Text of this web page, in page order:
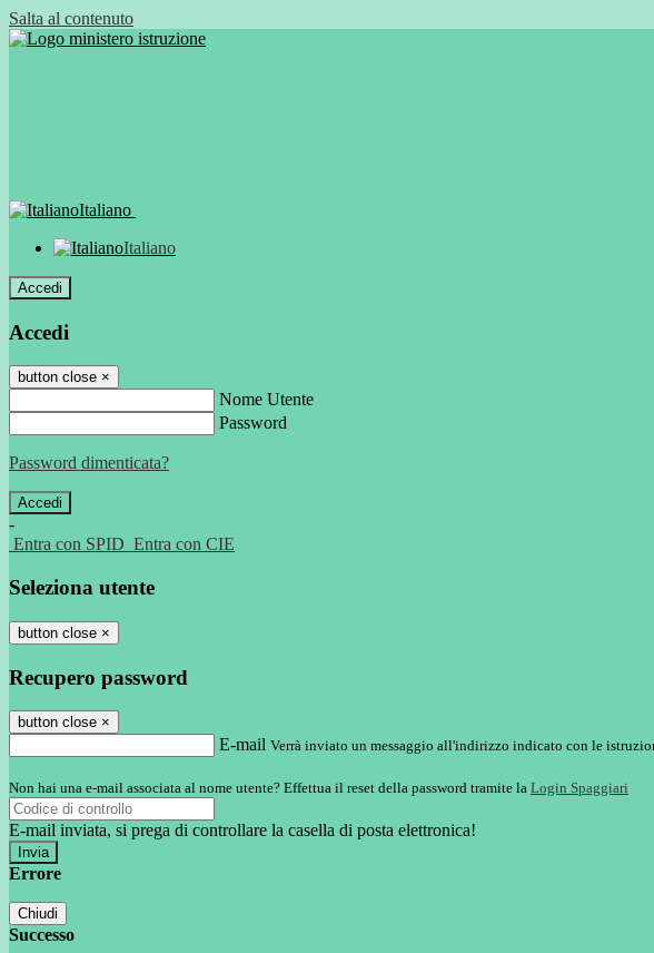
Salta al contenuto
Italiano
Italiano
Accedi
Accedi
button close ×
Nome Utente
Password
Password dimenticata?
-
Entra con SPID Entra con CIE
Seleziona utente
button close ×
Recupero password
button close ×
E-mail Verrà inviato un messaggio all'indirizzo indicato con le
Non hai una e-mail associata al nome utente? Effettua il reset della password tramite la Login Spaggiari
E-mail inviata, si prega di controllare la casella di posta elettronica!
Errore
Chiudi
Successo